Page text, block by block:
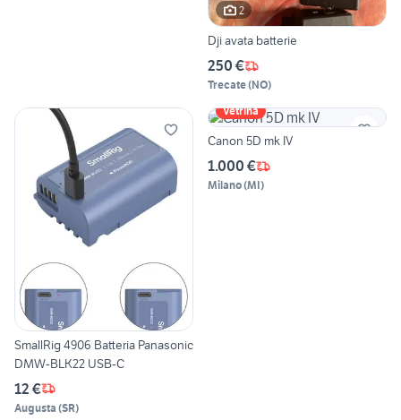
2
Dji avata batterie
250 €
Trecate(NO)
SmallRig 4906 Batteria Panasonic
DMW-BLK22 USB-C
12 €
Augusta (SR)
Vetrina
Canon 5D mk IV
1.000 €
Milano(MI)